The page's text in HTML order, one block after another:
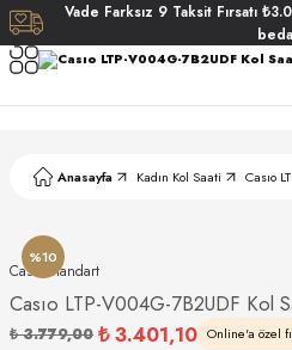
Vade Farksız 9 Taksit Fırsatı
Anasayfa Kadın Kol Saati Casıo
%10
Casıo Standart
Casıo LTP-V004G-7B2UDF Kol
₺ 3.779,00 ₺ 3.401,10 Online'a özel